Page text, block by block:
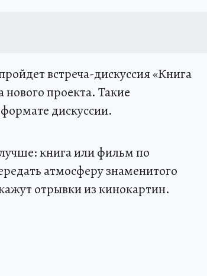
встреча-дискуссия «Книга
проекта. Такие
дискуссии.
книга или фильм по
атмосферу знаменитого
отрывки из кинокартин.